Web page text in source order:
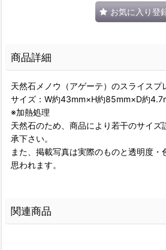
お気に入り登
商品詳細
天然石メノウ（アゲーテ）のスライスプ
サイズ：W約43mm×H約85mm×D約
※加熱処理
天然石のため、商品により若干のサイズ
承下さい。
また、掲載写真は実際のものと透明度・
思われます。
関連商品